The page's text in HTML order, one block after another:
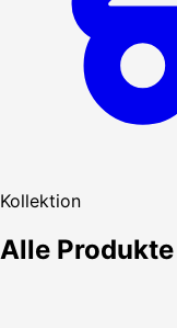
Kollektion
Alle Produkte